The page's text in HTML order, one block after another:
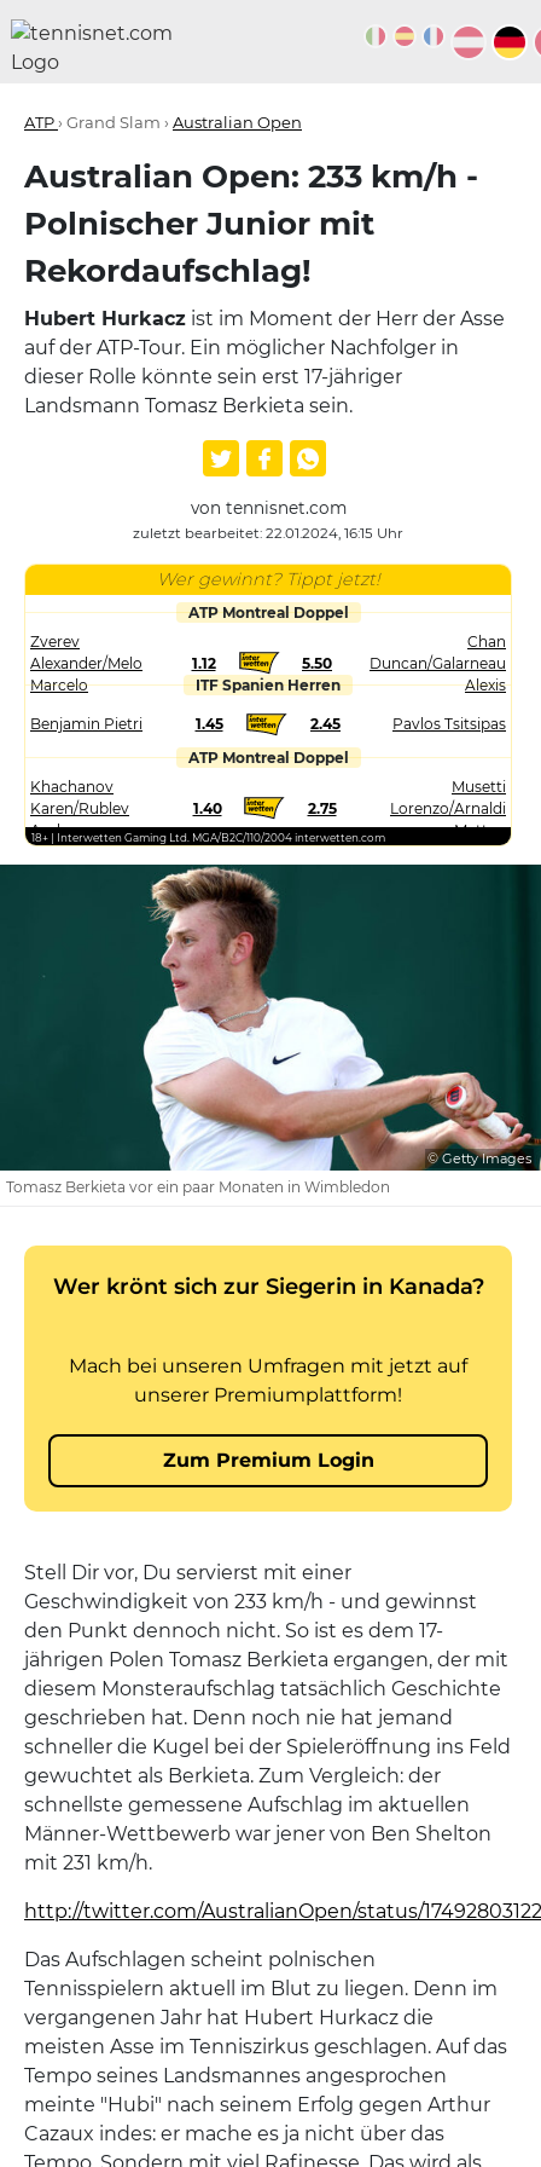
ATP› Grand Slam › Australian Open
Australian Open: 233 km/h -
Polnischer Junior mit
Rekordaufschlag!
Hubert Hurkacz ist im Moment der Herr der Asse
auf der ATP-Tour. Ein möglicher Nachfolger in
dieser Rolle könnte sein erst 17-jähriger
Landsmann Tomasz Berkieta sein.
von tennisnet.com
zuletzt bearbeitet: 22.01.2024, 16:15 Uhr
Wer gewinnt? Tippt jetzt!
ATP Montreal Doppel
Zverev
Alexander/Melo
Marcelo
1.12 5.50
Chan
Duncan/Galarneau
Alexis
ITF Spanien Herren
Benjamin Pietri 1.45 2.45
Pavlos Tsitsipas
ATP Montreal Doppel
Khachanov
Karen/Rublev
Andrey
1.40 2.75
Musetti
Lorenzo/Arnaldi
Matteo
18+ | Interwetten Gaming Ltd. MGA/B2C/110/2004 interwetten.com
© Getty Images
Tomasz Berkieta vor ein paar Monaten in Wimbledon
Stell Dir vor, Du servierst mit einer
Geschwindigkeit von 233 km/h - und gewinnst
den Punkt dennoch nicht. So ist es dem 17-
jährigen Polen Tomasz Berkieta ergangen, der mit
diesem Monsteraufschlag tatsächlich Geschichte
geschrieben hat. Denn noch nie hat jemand
schneller die Kugel bei der Spieleröffnung ins Feld
gewuchtet als Berkieta. Zum Vergleich: der
schnellste gemessene Aufschlag im aktuellen
Männer-Wettbewerb war jener von Ben Shelton
mit 231 km/h.
http://twitter.com/AustralianOpen/status/
Das Aufschlagen scheint polnischen
Tennisspielern aktuell im Blut zu liegen. Denn im
vergangenen Jahr hat Hubert Hurkacz die
meisten Asse im Tenniszirkus geschlagen. Auf das
Tempo seines Landsmannes angesprochen
meinte "Hubi" nach seinem Erfolg gegen Arthur
Cazaux indes: er mache es ja nicht über das